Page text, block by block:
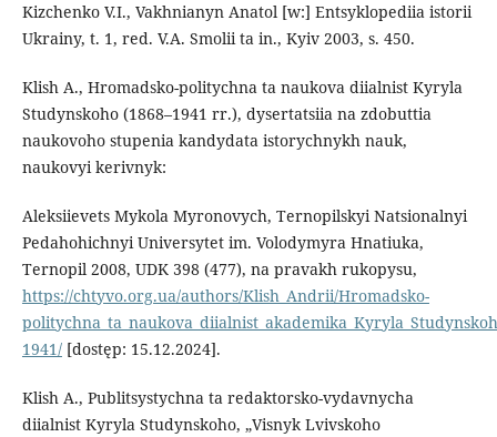
Kizchenko V.I., Vakhnianyn Anatol [w:] Entsyklopediia istorii
Ukrainy, t. 1, red. V.A. Smolii ta in., Kyiv 2003, s. 450.
Klish A., Hromadsko-politychna ta naukova diialnist Kyryla
Studynskoho (1868–1941 rr.), dysertatsiia na zdobuttia
naukovoho stupenia kandydata istorychnykh nauk,
naukovyi kerivnyk:
Aleksiievets Mykola Myronovych, Ternopilskyi Natsionalnyi
Pedahohichnyi Universytet im. Volodymyra Hnatiuka,
Ternopil 2008, UDK 398 (477), na pravakh rukopysu,
https://chtyvo.org.ua/authors/Klish_Andrii/Hromadsko-
1941/[dostęp: 15.12.2024].
Klish A., Publitsystychna ta redaktorsko-vydavnycha
diialnist Kyryla Studynskoho, „Visnyk Lvivskoho